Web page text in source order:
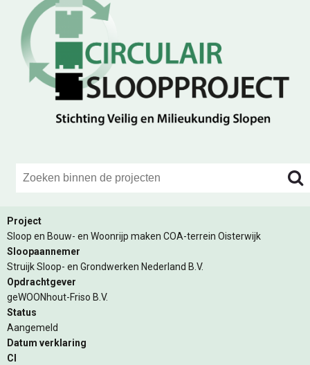
Project
Sloop en Bouw- en Woonrijp maken COA-terrein Oisterwijk
Sloopaannemer
Struijk Sloop- en Grondwerken Nederland B.V.
Opdrachtgever
geWOONhout-Friso B.V.
Status
Aangemeld
Datum verklaring
CI